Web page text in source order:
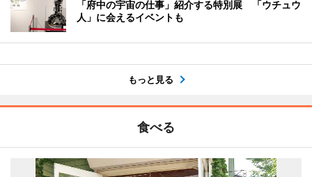
「府中の宇宙の仕事」紹介する特別展 「ウチュウ
人」に会えるイベントも
もっと見る
食べる